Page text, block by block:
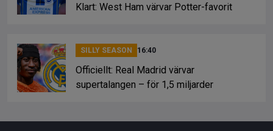
Klart: West Ham värvar Potter-favorit
SILLY SEASON 16:40
Officiellt: Real Madrid värvar
supertalangen – för 1,5 miljarder